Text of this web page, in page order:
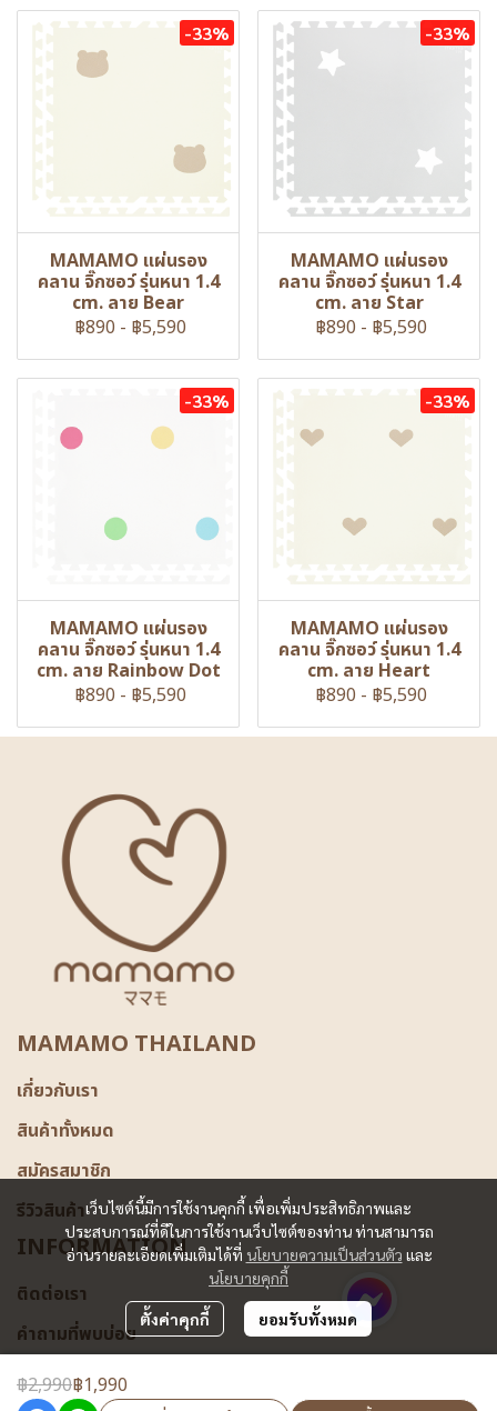
-33%
MAMAMO แผ่นรอง
คลาน จิ๊กซอว์ รุ่นหนา 1.4
cm. ลาย Bear
฿890 - ฿5,590
-33%
MAMAMO แผ่นรอง
คลาน จิ๊กซอว์ รุ่นหนา 1.4
cm. ลาย Star
฿890 - ฿5,590
-33%
MAMAMO แผ่นรอง
คลาน จิ๊กซอว์ รุ่นหนา 1.4
cm. ลาย Rainbow Dot
฿890 - ฿5,590
-33%
MAMAMO แผ่นรอง
คลาน จิ๊กซอว์ รุ่นหนา 1.4
cm. ลาย Heart
฿890 - ฿5,590
฿2,990฿1,990
เว็บไซต์นี้มีการใช้งานคุกกี้ เพื่อเพิ่มประสิทธิภาพและ
ประสบการณ์ที่ดีในการใช้งานเว็บไซต์ของท่าน ท่านสามารถ
อ่านรายละเอียดเพิ่มเติมได้ที่ นโยบายความเป็นส่วนตัว และ
นโยบายคุกกี้
ตั้งค่าคุกกี้ ยอมรับทั้งหมด
MAMAMO THAILAND
เกี่ยวกับเรา
สินค้าทั้งหมด
สมัครสมาชิก
รีวิวสินค้า
INFORMATION
ติดต่อเรา
คำถามที่พบบ่อย